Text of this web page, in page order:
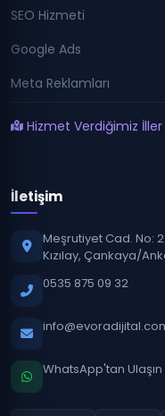
SEO Hizmeti
Google Ads
Meta Reklamları
Hizmet Verdiğimiz İller
İletişim
Meşrutiyet Cad. No:
Kızılay, Çankaya/
0535 875 09 32
WhatsApp'tan Ulaşın